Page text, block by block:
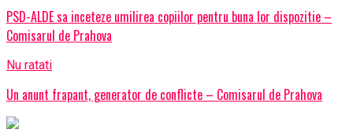
PSD-ALDE sa inceteze umilirea copiilor pentru buna lor dispozitie –
Comisarul de Prahova
Nu ratati
Un anunt frapant, generator de conflicte – Comisarul de Prahova